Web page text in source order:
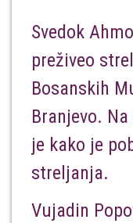
Svedok
preživeo
Bosanskih
Branjevo.
je kako je
streljanja.
Vujadin